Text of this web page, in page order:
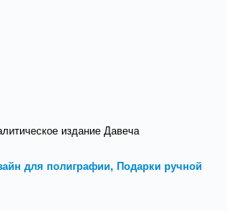
издание Давеча
для полиграфии, Подарки ручной